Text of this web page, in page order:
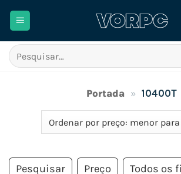
Pesquisar
por:
Portada » 10400T
Pesquisar Preço Todos os